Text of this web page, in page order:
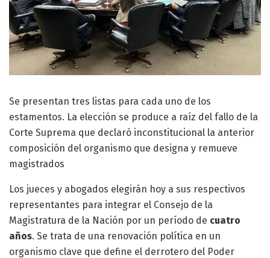
Se presentan tres listas para cada uno de los
estamentos. La elección se produce a raíz del fallo de la
Corte Suprema que declaró inconstitucional la anterior
composición del organismo que designa y remueve
magistrados
Los jueces y abogados elegirán hoy a sus respectivos
representantes para integrar el Consejo de la
Magistratura de la Nación por un período de cuatro
años. Se trata de una renovación política en un
organismo clave que define el derrotero del Poder